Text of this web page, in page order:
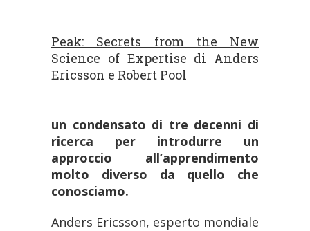
Peak: Secrets from the New
Science of Expertise di Anders
Ericsson e Robert Pool
un condensato di tre decenni di
ricerca per introdurre un
approccio all’apprendimento
molto diverso da quello che
conosciamo.
Anders Ericsson, esperto mondiale